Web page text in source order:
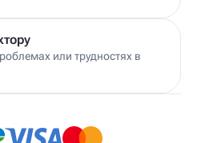
ЛФКили трудностях в